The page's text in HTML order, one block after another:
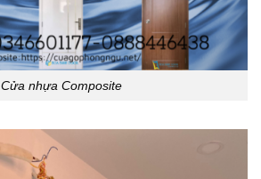
Cửa nhựa Composite